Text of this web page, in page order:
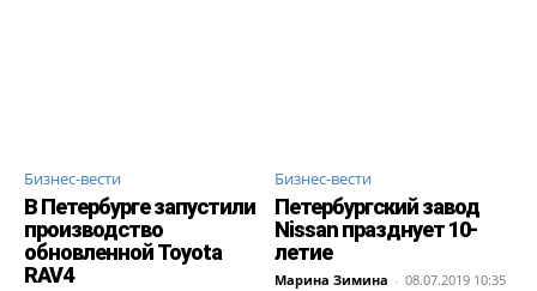
Бизнес-вести
В Петербурге запустили
производство
обновленной Toyota
RAV4
Бизнес-вести
Петербургский завод
Nissan празднует 10-
летие
Марина Зимина - 08.07.2019 10:35